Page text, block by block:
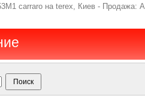
carraro на terex, Киев - Продажа: